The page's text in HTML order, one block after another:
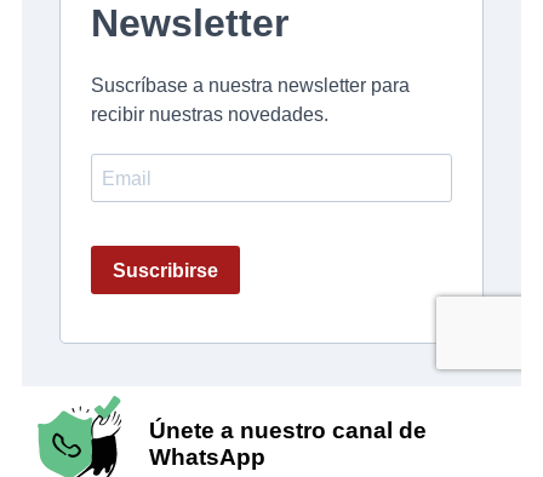
Únete a nuestro canal de
WhatsApp